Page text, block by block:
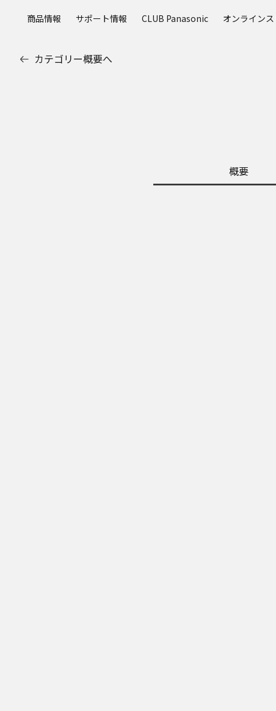
商品情報 サポート情報 CLUB Panasonic オンライン
カテゴリー概要へ
概要